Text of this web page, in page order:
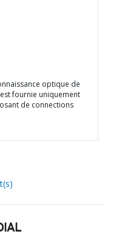
optique de
fournie uniquement
de connections